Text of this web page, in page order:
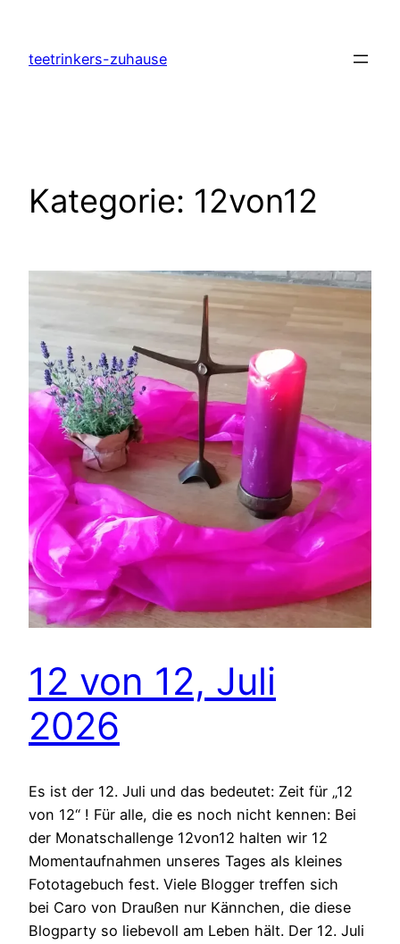
springen
teetrinkers-zuhause
Kategorie: 12von12
12 von 12, Juli
2026
Es ist der 12. Juli und das bedeutet: Zeit für „12
von 12“ ! Für alle, die es noch nicht kennen: Bei
der Monatschallenge 12von12 halten wir 12
Momentaufnahmen unseres Tages als kleines
Fototagebuch fest. Viele Blogger treffen sich
bei Caro von Draußen nur Kännchen, die diese
Blogparty so liebevoll am Leben hält. Der 12. Juli